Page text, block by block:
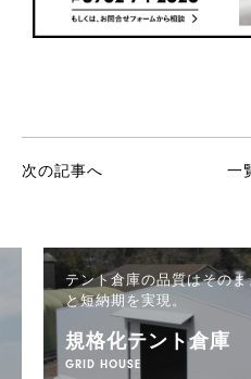
次の記事へ 一
テント倉庫の品質はその
と短納期を実現。
規格化テント倉庫
GRID HOUSE